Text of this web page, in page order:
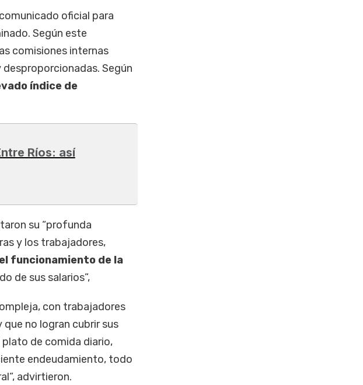
oficial para
Según este
comisiones internas
Según
índice de
Ríos: así
su “profunda
y los trabajadores,
funcionamiento de la
de sus salarios”,
con trabajadores
no logran cubrir sus
de comida diario,
endeudamiento, todo
advirtieron.